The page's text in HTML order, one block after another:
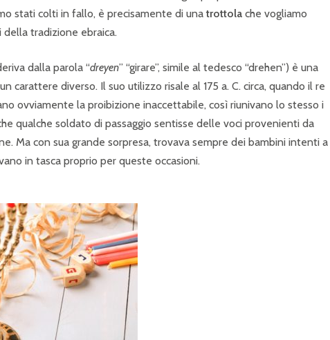
stati colti in fallo, è precisamente di una trottola che vogliamo
della tradizione ebraica.
dalla parola “dreyen” “girare”, simile al tedesco “drehen”) è una
carattere diverso. Il suo utilizzo risale al 175 a. C. circa, quando il re
ovviamente la proibizione inaccettabile, così riunivano lo stesso i
qualche soldato di passaggio sentisse delle voci provenienti da
Ma con sua grande sorpresa, trovava sempre dei bambini intenti a
in tasca proprio per queste occasioni.